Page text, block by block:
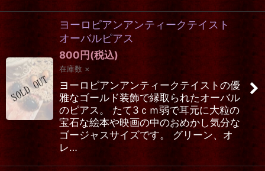
ヨーロピアンアンティークテイスト
オーバルピアス
800 円 (税込)
在庫数 ×
ヨーロピアンアンティークテイストの優
雅なゴールド装飾で縁取られたオーバル
のピアス。 たて3ｃｍ弱で耳元に大粒の
宝石な絵本や映画の中のおめかし気分な
ゴージャスサイズです。 グリーン、オ
レ…